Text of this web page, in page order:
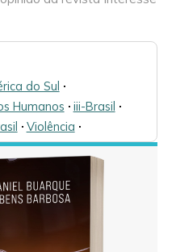
do Sul 🞌
Humanos 🞌 iii-Brasil 🞌
🞌 Violência 🞌